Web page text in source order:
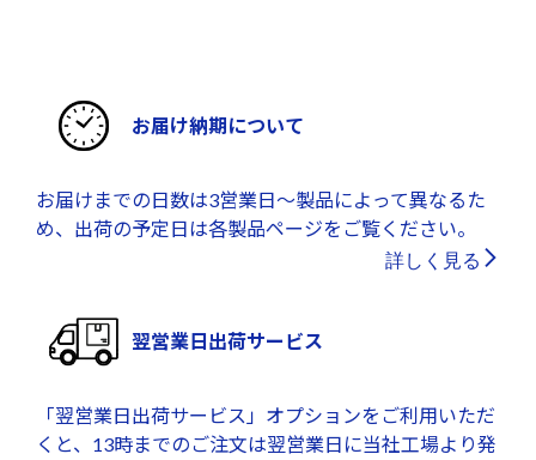
お届け納期について
お届けまでの日数は3営業日～製品によって異なるた
め、出荷の予定日は各製品ページをご覧ください。
詳しく見る
翌営業日出荷サービス
「翌営業日出荷サービス」オプションをご利用いただ
くと、13時までのご注文は翌営業日に当社工場より発